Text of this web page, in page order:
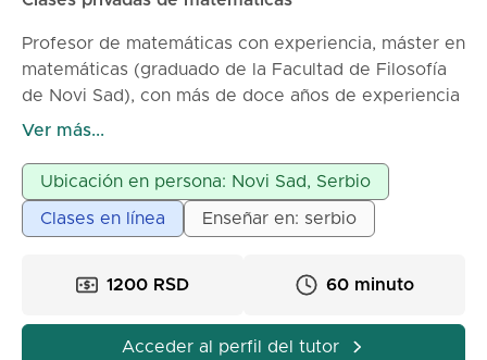
los estudiantes a superar las dificultades con las
matemáticas y verlas como una asignatura que
pueden comprender, dominar y en la que pueden
tener éxito.
Profesor de matemáticas con experiencia, máster en
matemáticas (graduado de la Facultad de Filosofía
de Novi Sad), con más de doce años de experiencia
laboral en escuelas primarias y secundarias, así
clases privadas de matemáticas para alumnos de
primaria, secundaria y estudiantes universitarios. La
paciencia y la perseverancia en el trabajo con los
trabajo.
Ver más...
Ubicación en persona: Novi Sad, Serbio
Clases en línea Enseñar en: serbio
1200 RSD 60 minuto
Acceder al perfil del tutor